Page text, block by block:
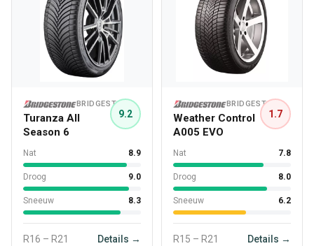
BRIDGESTONE
Turanza All
Season 6
9.2
Nat 8.9
Droog 9.0
Sneeuw 8.3
R16 – R21 Details →
BRIDGESTONE
Weather Control
A005 EVO
1.7
Nat 7.8
Droog 8.0
Sneeuw 6.2
R15 – R21 Details →